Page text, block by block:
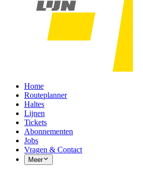
Home
Routeplanner
Haltes
Lijnen
Tickets
Abonnementen
Jobs
Vragen & Contact
Meer